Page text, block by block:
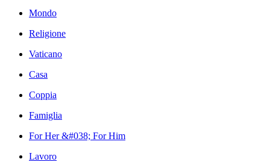
Mondo
Religione
Vaticano
Casa
Coppia
Famiglia
For Her &#038; For Him
Lavoro